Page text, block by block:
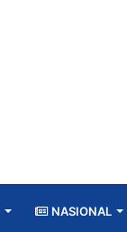
NASIONAL